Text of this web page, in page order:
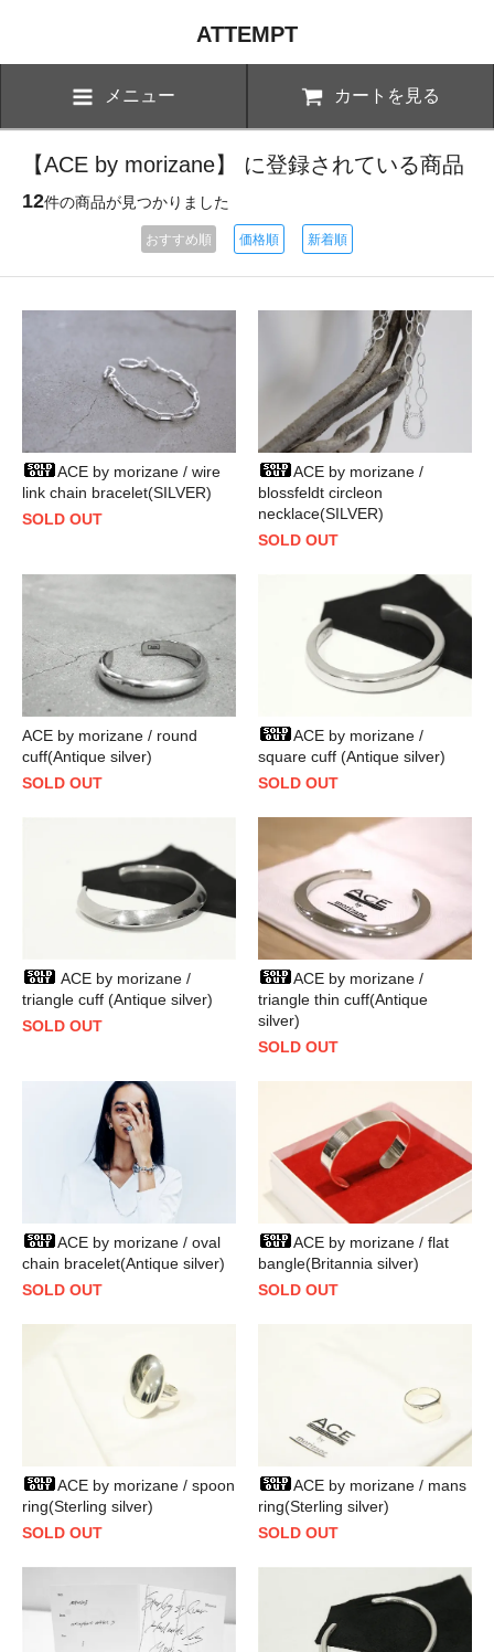
ATTEMPT
メニュー カートを見る
【ACE by morizane】 に登録されている商品
12件の商品が見つかりました
おすすめ順 価格順 新着順
ACE by morizane / wire
link chain bracelet(SILVER)
SOLD OUT
ACE by morizane /
blossfeldt circleon
necklace(SILVER)
SOLD OUT
ACE by morizane / round
cuff(Antique silver)
SOLD OUT
ACE by morizane /
square cuff (Antique silver)
SOLD OUT
ACE by morizane /
triangle cuff (Antique silver)
SOLD OUT
ACE by morizane /
triangle thin cuff(Antique
silver)
SOLD OUT
ACE by morizane / oval
chain bracelet(Antique silver)
SOLD OUT
ACE by morizane / flat
bangle(Britannia silver)
SOLD OUT
ACE by morizane / spoon
ring(Sterling silver)
SOLD OUT
ACE by morizane / mans
ring(Sterling silver)
SOLD OUT